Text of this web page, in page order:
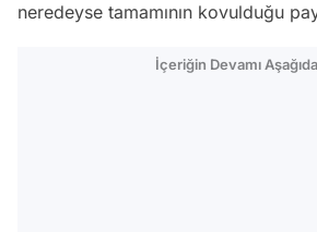
neredeyse tamamının kovulduğu
İçeriğin Devamı Aşağıda